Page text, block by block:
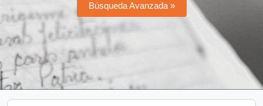
Búsqueda Avanzada »